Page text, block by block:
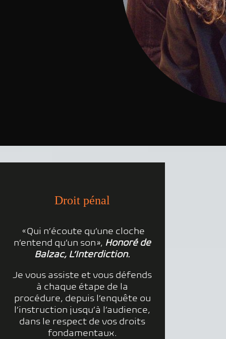
Droit pénal
« Qui n’écoute qu’une cloche
n’entend qu’un son », Honoré de
Balzac, L’Interdiction.
Je vous assiste et vous défends
à chaque étape de la
procédure, depuis l’enquête ou
l’instruction jusqu’à l’audience,
dans le respect de vos droits
fondamentaux.